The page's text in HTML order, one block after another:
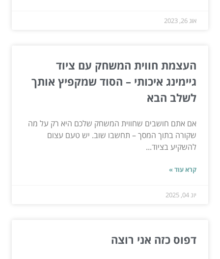
אוג 26, 2023
העצמת חווית המשחק עם ציוד
גיימינג איכותי – הסוד שמקפיץ אותך
לשלב הבא
אם אתם חושבים שחווית המשחק שלכם היא רק על מה
שקורה בתוך המסך – תחשבו שוב. יש טעם עצום
להשקיע בציוד...
קרא עוד »
יונ 04, 2025
דפוס כזה אני רוצה